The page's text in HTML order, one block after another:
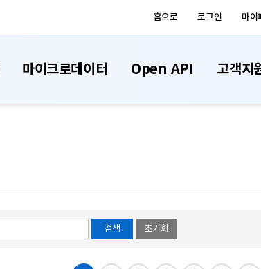
홈으로 로그인 마이
마이크로데이터 Open API 고객지
검색 초기화